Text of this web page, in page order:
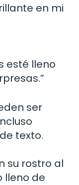
en mi
esté lleno
ser
texto.
su rostro al
lleno de